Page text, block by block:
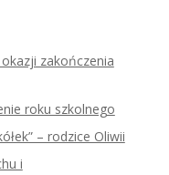
zakończenia
roku szkolnego
– rodzice Oliwii
i